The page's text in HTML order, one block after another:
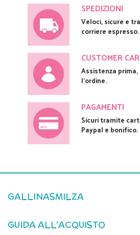
SPEDIZIONI
Veloci, sicure e
corriere espresso.
CUSTOMER
Assistenza
l'ordine.
PAGAMENTI
Sicuri tramite
Paypal e bonifico.
GALLINASMILZA
GUIDA ALL'ACQUISTO